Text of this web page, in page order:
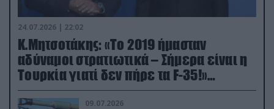
24.07.2026 | 22:02
Κ.Μητσοτάκης: «Το 2019 ήμασταν
αδύναμοι στρατιωτικά – Σήμερα είναι η
Τουρκία γιατί δεν πήρε τα F-35!»
(βίντεο)
09.07.2026